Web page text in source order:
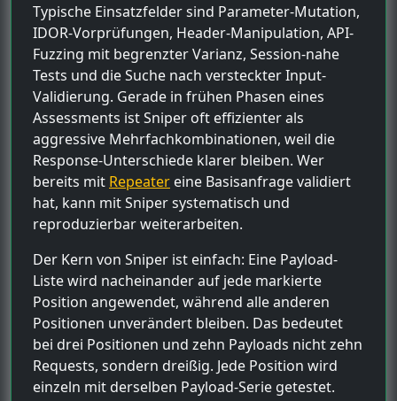
Typische Einsatzfelder sind Parameter-Mutation,
IDOR-Vorprüfungen, Header-Manipulation, API-
Fuzzing mit begrenzter Varianz, Session-nahe
Tests und die Suche nach versteckter Input-
Validierung. Gerade in frühen Phasen eines
Assessments ist Sniper oft effizienter als
aggressive Mehrfachkombinationen, weil die
Response-Unterschiede klarer bleiben. Wer
bereits mit Repeater eine Basisanfrage validiert
hat, kann mit Sniper systematisch und
reproduzierbar weiterarbeiten.
Der Kern von Sniper ist einfach: Eine Payload-
Liste wird nacheinander auf jede markierte
Position angewendet, während alle anderen
Positionen unverändert bleiben. Das bedeutet
bei drei Positionen und zehn Payloads nicht zehn
Requests, sondern dreißig. Jede Position wird
einzeln mit derselben Payload-Serie getestet.